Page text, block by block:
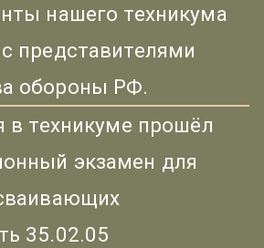
нашего техникума
представителями
обороны РФ.
в техникуме прошёл
экзамен для
35.02.05